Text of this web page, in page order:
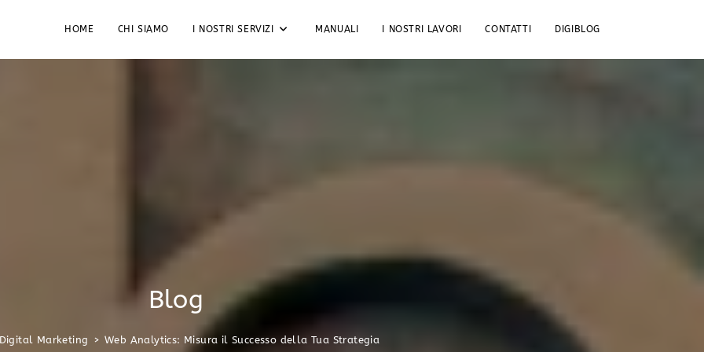
HOME CHI SIAMO I NOSTRI SERVIZI MANUALI I NOSTRI LAVORI CONTATTI DIGIBLOG
Blog
Marketing > Web Analytics: Misura il Successo della Tua Strategia